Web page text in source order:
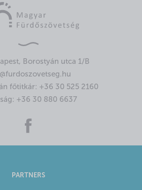
Borostyán utca 1/B
főtitkár: +36 30 525 2160
+36 30 880 6637
PARTNERS